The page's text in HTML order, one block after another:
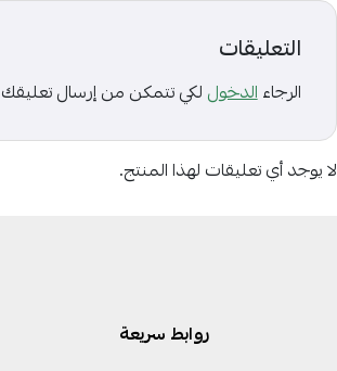
التعليقات
الرجاءالدخول لكي تتمكن من إرسال تعليقك
لا يوجد أي تعليقات لهذا المنتج.
روابط سريعة